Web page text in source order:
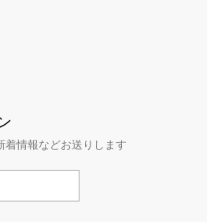
着情報などお送りします